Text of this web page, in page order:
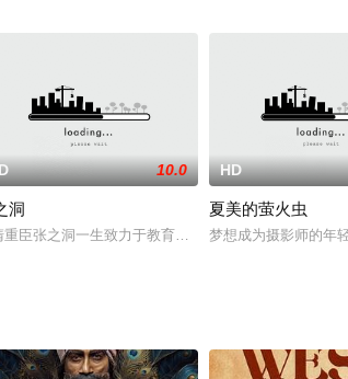
十里八乡青壮都来酒坊争口头酒。男
入广州科举舞弊案，被知府诬陷入狱。他为证清白，
10.0
洞
重臣张之洞一生致力于教育改革，实业救国。奈何时
HD
夏美的萤火虫
梦想成为摄影师的年